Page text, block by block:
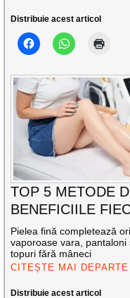
Distribuie acest articol
TOP 5 METODE
BENEFICIILE
Pielea fină completează
vaporoase vara, pantaloni
topuri fără mâneci
CITEȘTE MAI DEPARTE
Distribuie acest articol